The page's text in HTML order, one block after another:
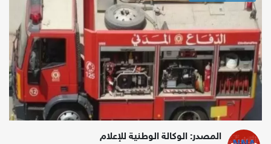
المصدر: الوكالة الوطنية للإعلام